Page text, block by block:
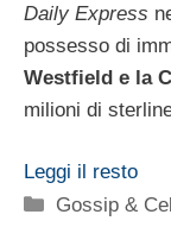
Daily Express
possesso di
Westfield e la
milioni di
Leggi il resto
Categorie
Gossip &